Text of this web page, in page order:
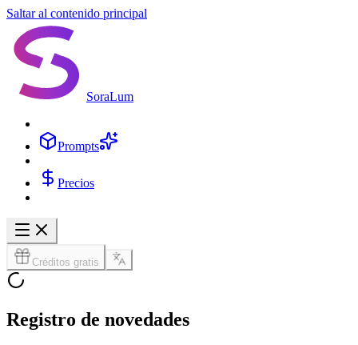
Saltar al contenido principal
SoraLum
Prompts
Precios
Créditos gratis
Registro de novedades